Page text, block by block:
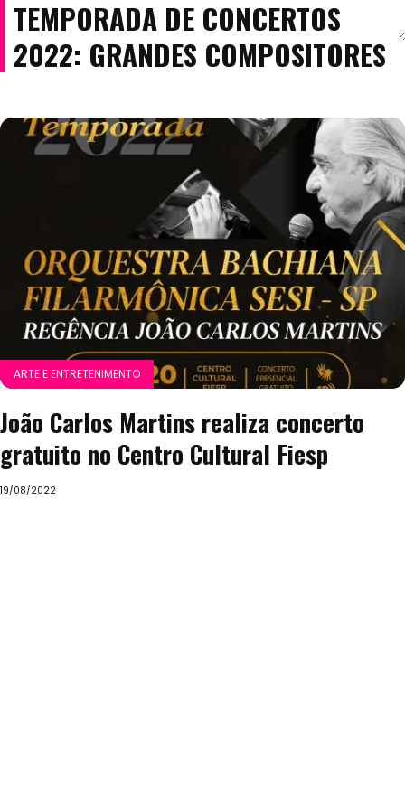
TEMPORADA DE CONCERTOS
2022: GRANDES COMPOSITORES
ARTE E ENTRETENIMENTO
João Carlos Martins realiza concerto
gratuito no Centro Cultural Fiesp
19/08/2022